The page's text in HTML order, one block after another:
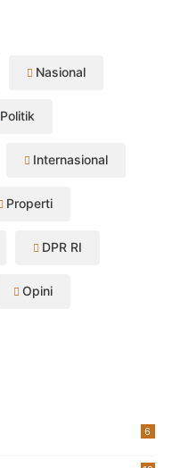
Nasional
Politik
Internasional
Properti
DPR RI
Opini
6